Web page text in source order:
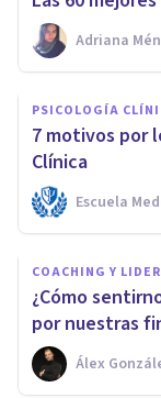
Adriana
PSICOLOGÍA
7 motivos por
Clínica
Escuela
COACHING Y
¿Cómo
por nuestras
Álex